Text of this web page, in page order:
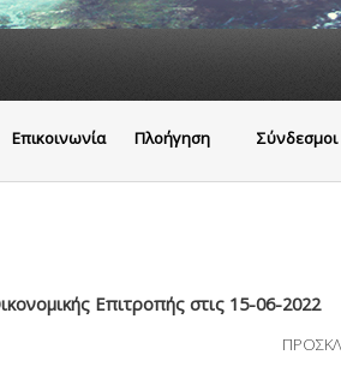
Eπικοινωνία Πλοήγηση Σύνδεσμοι
Επιτροπής στις 15-06-2022